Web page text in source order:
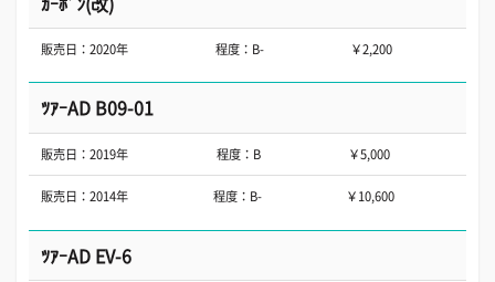
販売日：2020年 程度：B- ￥2,200
ﾂｱｰAD B09-01
販売日：2019年 程度：B ￥5,000
販売日：2014年 程度：B- ￥10,600
ﾂｱｰAD EV-6